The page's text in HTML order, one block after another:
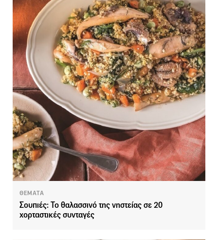
ΘΕΜΑΤΑ
Σουπιές: Το θαλασσινό της νηστείας σε 20
χορταστικές συνταγές